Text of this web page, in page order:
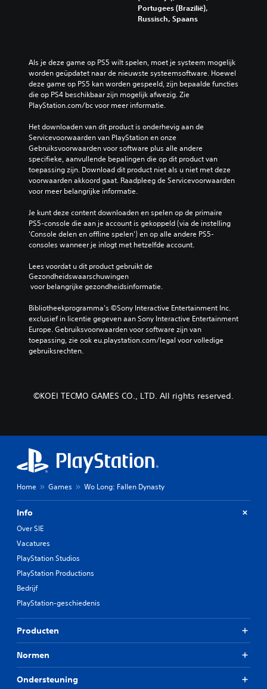
Portugees (Brazilië),
Russisch, Spaans
Als je deze game op PS5 wilt spelen, moet je systeem mogelijk
worden geüpdatet naar de nieuwste systeemsoftware. Hoewel
deze game op PS5 kan worden gespeeld, zijn bepaalde functies
die op PS4 beschikbaar zijn mogelijk afwezig. Zie
PlayStation.com/bc voor meer informatie.
Het downloaden van dit product is onderhevig aan de
Servicevoorwaarden van PlayStation en onze
Gebruiksvoorwaarden voor software plus alle andere
specifieke, aanvullende bepalingen die op dit product van
toepassing zijn. Download dit product niet als u niet met deze
voorwaarden akkoord gaat. Raadpleeg de Servicevoorwaarden
voor meer belangrijke informatie.
Je kunt deze content downloaden en spelen op de primaire
PS5-console die aan je account is gekoppeld (via de instelling
'Console delen en offline spelen') en op alle andere PS5-
consoles wanneer je inlogt met hetzelfde account.
Lees voordat u dit product gebruikt de
Gezondheidswaarschuwingen
voor belangrijke gezondheidsinformatie.
Bibliotheekprogramma's ©Sony Interactive Entertainment Inc.
exclusief in licentie gegeven aan Sony Interactive Entertainment
Europe. Gebruiksvoorwaarden voor software zijn van
toepassing, zie ook eu.playstation.com/legal voor volledige
gebruiksrechten.
©KOEI TECMO GAMES CO., LTD. All rights reserved.
Home Games Wo Long: Fallen Dynasty
Info
Over SIE
Vacatures
PlayStation Studios
PlayStation Productions
Bedrijf
PlayStation-geschiedenis
Producten
Normen
Ondersteuning